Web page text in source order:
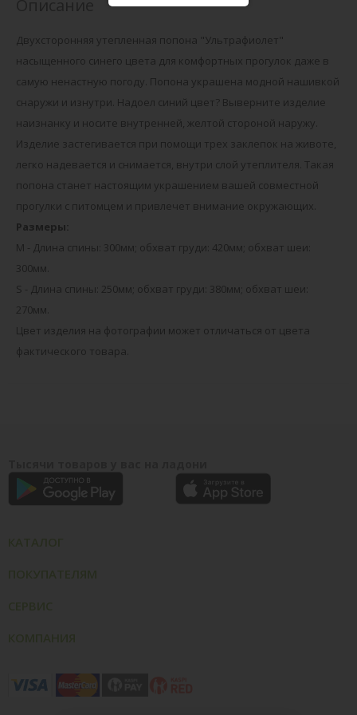
Двухсторонняя утепленная попона "Ультрафиолет"
насыщенного синего цвета для комфортных прогулок даже в
самую ненастную погоду. Попона украшена модной нашивкой
снаружи и изнутри. Надоел синий цвет? Выверните изделие
наизнанку и носите внутренней, желтой стороной наружу.
Изделие застегивается при помощи трех заклепок на животе,
легко надевается и снимается, внутри слой утеплителя. Такая
попона станет настоящим украшением вашей совместной
прогулки с питомцем и привлечет внимание окружающих.
Размеры:
M - Длина спины: 300мм; обхват груди: 420мм; обхват шеи:
300мм.
S - Длина спины: 250мм; обхват груди: 380мм; обхват шеи:
270мм.
Цвет изделия на фотографии может отличаться от цвета
фактического товара.